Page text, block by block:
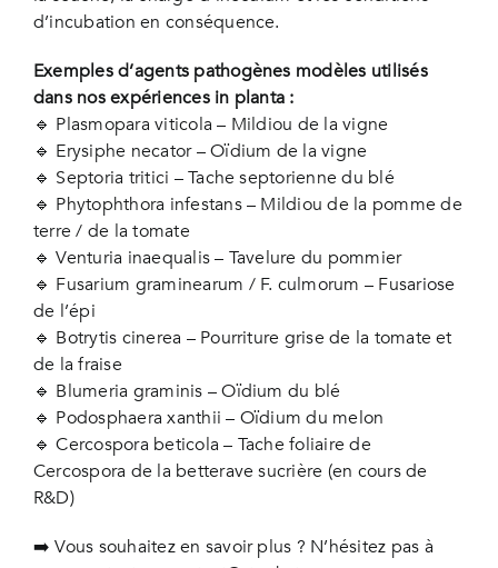
d’incubation en conséquence.
Exemples d’agents pathogènes modèles utilisés
dans nos expériences in planta :
🔹 Plasmopara viticola – Mildiou de la vigne
🔹 Erysiphe necator – Oïdium de la vigne
🔹 Septoria tritici – Tache septorienne du blé
🔹 Phytophthora infestans – Mildiou de la pomme de
terre / de la tomate
🔹 Venturia inaequalis – Tavelure du pommier
🔹 Fusarium graminearum / F. culmorum – Fusariose
de l’épi
🔹 Botrytis cinerea – Pourriture grise de la tomate et
de la fraise
🔹 Blumeria graminis – Oïdium du blé
🔹 Podosphaera xanthii – Oïdium du melon
🔹 Cercospora beticola – Tache foliaire de
Cercospora de la betterave sucrière (en cours de
R&D)
➡️ Vous souhaitez en savoir plus ? N’hésitez pas à